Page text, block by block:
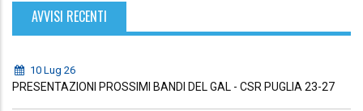
AVVISI RECENTI
10 Lug 26
PRESENTAZIONI PROSSIMI BANDI DEL GAL - CSR PUGLIA 23-27